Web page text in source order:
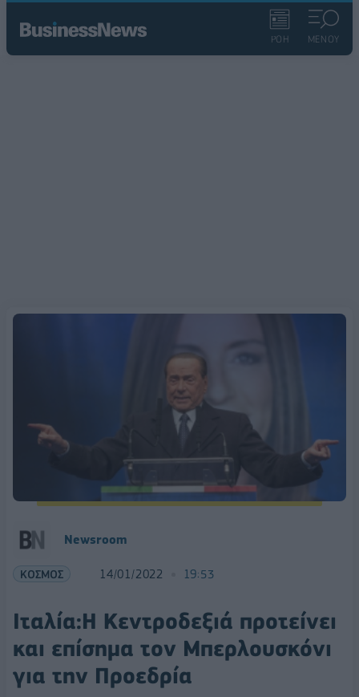
ΡΟΗ ΜΕΝΟΥ
Newsroom
ΚΟΣΜΟΣ 14/01/2022 19:53
Ιταλία:Η Κεντροδεξιά προτείνει
και επίσημα τον Μπερλουσκόνι
για την Προεδρία